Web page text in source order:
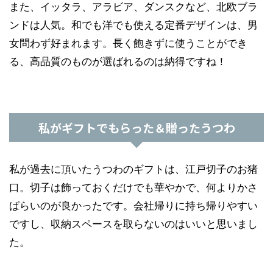
また、イッタラ、アラビア、ダンスクなど、北欧ブラ
ンドは人気。和でも洋でも使える定番デザインは、男
女問わず好まれます。長く飽きずに使うことができ
る、高品質のものが選ばれるのは納得ですね！
私がギフトでもらった＆贈ったうつわ
私が過去に頂いたうつわのギフトは、江戸切子のお猪
口。切子は飾っておくだけでも華やかで、何よりかさ
ばらいのが良かったです。会社帰りに持ち帰りやすい
ですし、収納スペースを取らないのはいいと思いまし
た。